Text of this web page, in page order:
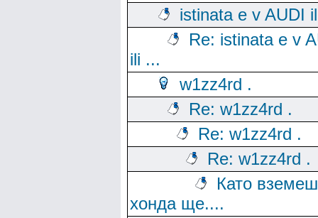
istinata e v AUDI
Re: istinata e v
ili ...
w1zz4rd .
Re: w1zz4rd .
Re: w1zz4rd .
Re: w1zz4rd .
Като вземеш
хонда ще....